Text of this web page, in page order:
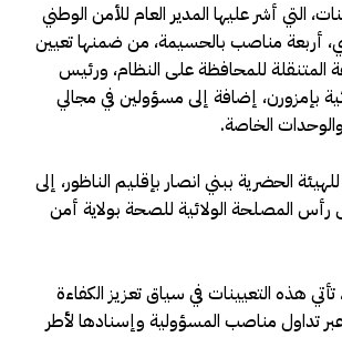
التي أشر عليها المدير العام للأمن الوطني
أربعة مناصب بالحسيمة، من ضمنها تعيين
المتنقلة للمحافظة على النظام، ورئيس
بإمزورن، إضافة إلى مسؤولين في مجالي
الخاصة.
الحضرية ببني انصار بإقليم الناظور، إلى
المصلحة الولائية للصحة بولاية أمن
تأتي هذه التعيينات في سياق تعزيز الكفاءة
عبر تداول مناصب المسؤولية وإسنادها لأطر